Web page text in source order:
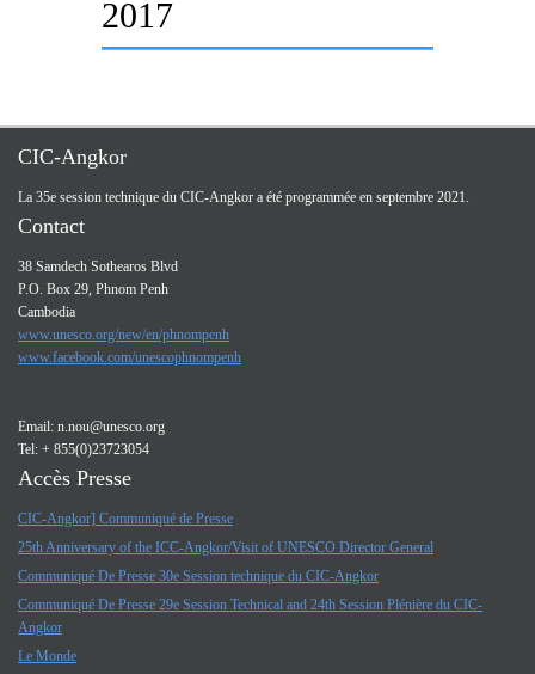
2017
CIC-Angkor
La 35e session technique du CIC-Angkor a été programmée en septembre 2021.
Contact
38 Samdech Sothearos Blvd
P.O. Box 29, Phnom Penh
Cambodia
www.unesco.org/new/en/phnompenh
www.facebook.com/unescophnompenh
Email: n.nou@unesco.org
Tel: + 855(0)23723054
Accès Presse
CIC-Angkor] Communiqué de Presse
25th Anniversary of the ICC-Angkor/Visit of UNESCO Director General
Communiqué De Presse 30e Session technique du CIC-Angkor
Communiqué De Presse 29e Session Technical and 24th Session Plénière du CIC-
Angkor
Le Monde